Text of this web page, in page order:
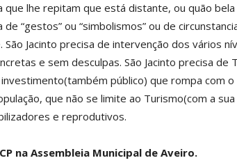
que lhe repitam que está distante, ou quão
“gestos” ou “simbolismos” ou de
Jacinto precisa de intervenção dos vários
e sem desculpas. São Jacinto precisa de
público) que rompa com
que não se limite ao Turismo(com a
e reprodutivos.
na Assembleia Municipal de Aveiro.